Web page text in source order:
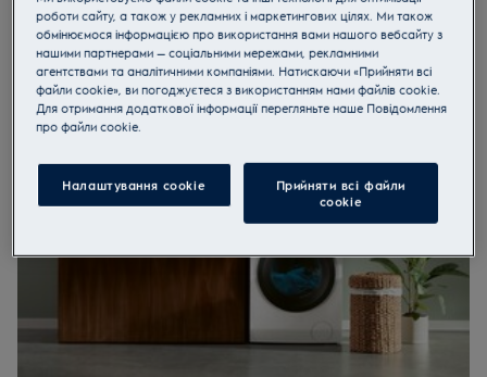
електроенергії). Передова технологія теплового насосу
дозволяє заощадити до 40% енергії в порівнянні зі
стандартними конденсаторами, являючи собою екологічне
та економічно вигідне рішення.
Технологія SensiCare забезпечує інтелектуальну сушку з
оптимальним споживанням енергії, за рахунок швидкої
ставиться до барабану, а вентилятор дозволяє продовжити
термін служби сушильної машини. Результат: більш короткий
роботи сайту, а також у рекламних і маркетингових цілях. Ми також
обмінюємося інформацією про використання вами нашого вебсайту з
нашими партнерами — соціальними мережами, рекламними
агентствами та аналітичними компаніями. Натискаючи «Прийняти всі
файли cookie», ви погоджуєтеся з використанням нами файлів cookie.
Для отримання додаткової інформації перегляньте наше Пoвідомлення
прo файли cookie.
Налаштування cookie
Прийняти всі файли
сookie